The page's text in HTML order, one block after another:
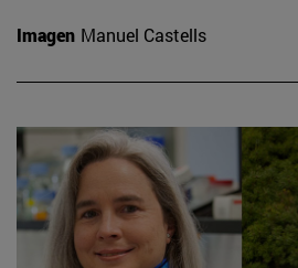
Imagen Manuel Castells